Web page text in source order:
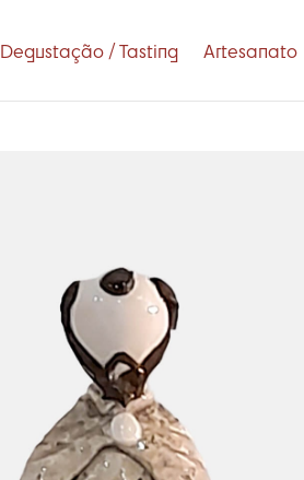
Degustação / Tasting Artesanato